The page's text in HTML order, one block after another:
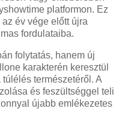
platformon. Ez
év vége előtt újra
fordulataiba.
folytatás, hanem új
karakterén keresztül
természetéről. A
és feszültséggel teli
újabb emlékezetes